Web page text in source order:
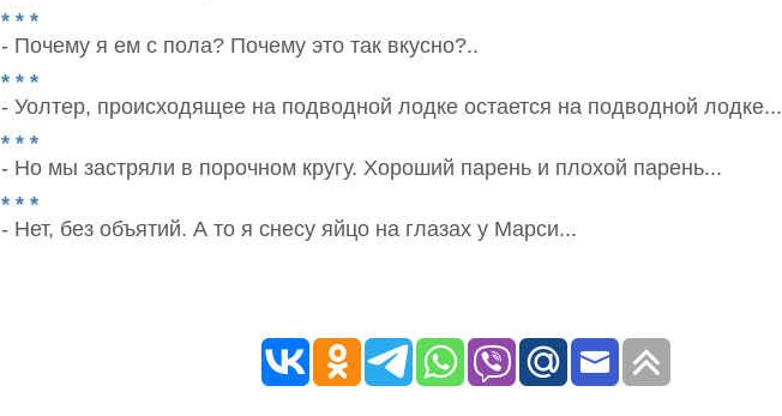
* * *
- Почему я ем с пола? Почему это так вкусно?..
* * *
- Уолтер, происходящее на подводной лодке остается на подводной лодке...
* * *
- Но мы застряли в порочном кругу. Хороший парень и плохой парень...
* * *
- Нет, без объятий. А то я снесу яйцо на глазах у Марси...